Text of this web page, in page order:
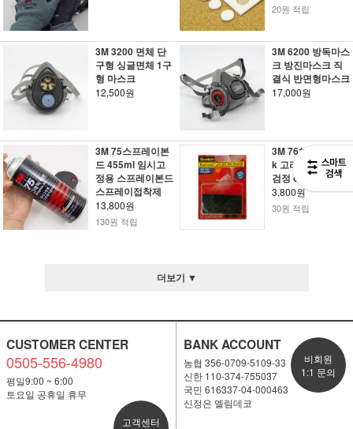
20원 적립
3M 3200 면체 단
구형 싱글면체 1구
형 마스크
12,500원
3M 6200 방독마스
크 방진마스크 직
결식 반면형마스크
17,000원
3M 75스프레이본
드 455ml 임시고
정용 스프레이본드
스프레이접착제
13,800원
130원 적립
3M 761 Dual Loc
k 고리걸이 테이프
검정 cat.9731
3,800원
30원 적립
더보기 ▼
CUSTOMER CENTER
0505-556-4980
평일9:00 ~ 6:00
토요일 공휴일 휴무
고객센터
BANK ACCOUNT
농협 356-0709-5109-33
신한 110-374-755037
국민 616337-04-000463
신정은 엘림데코
비회원
1:1 문의